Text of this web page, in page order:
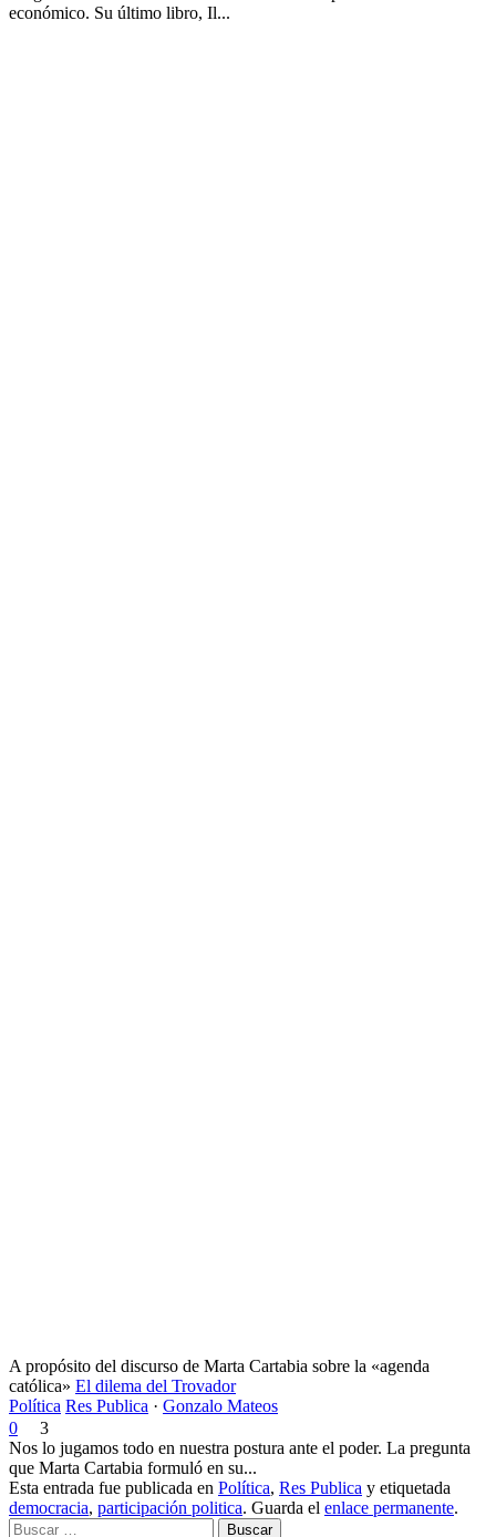
económico. Su último libro, Il...
A propósito del discurso de Marta Cartabia sobre la «agenda
católica» El dilema del Trovador
Política Res Publica · Gonzalo Mateos
0
3
Nos lo jugamos todo en nuestra postura ante el poder. La pregunta
que Marta Cartabia formuló en su...
Esta entrada fue publicada en Política, Res Publica y etiquetada
democracia, participación politica. Guarda el enlace permanente.
Buscar